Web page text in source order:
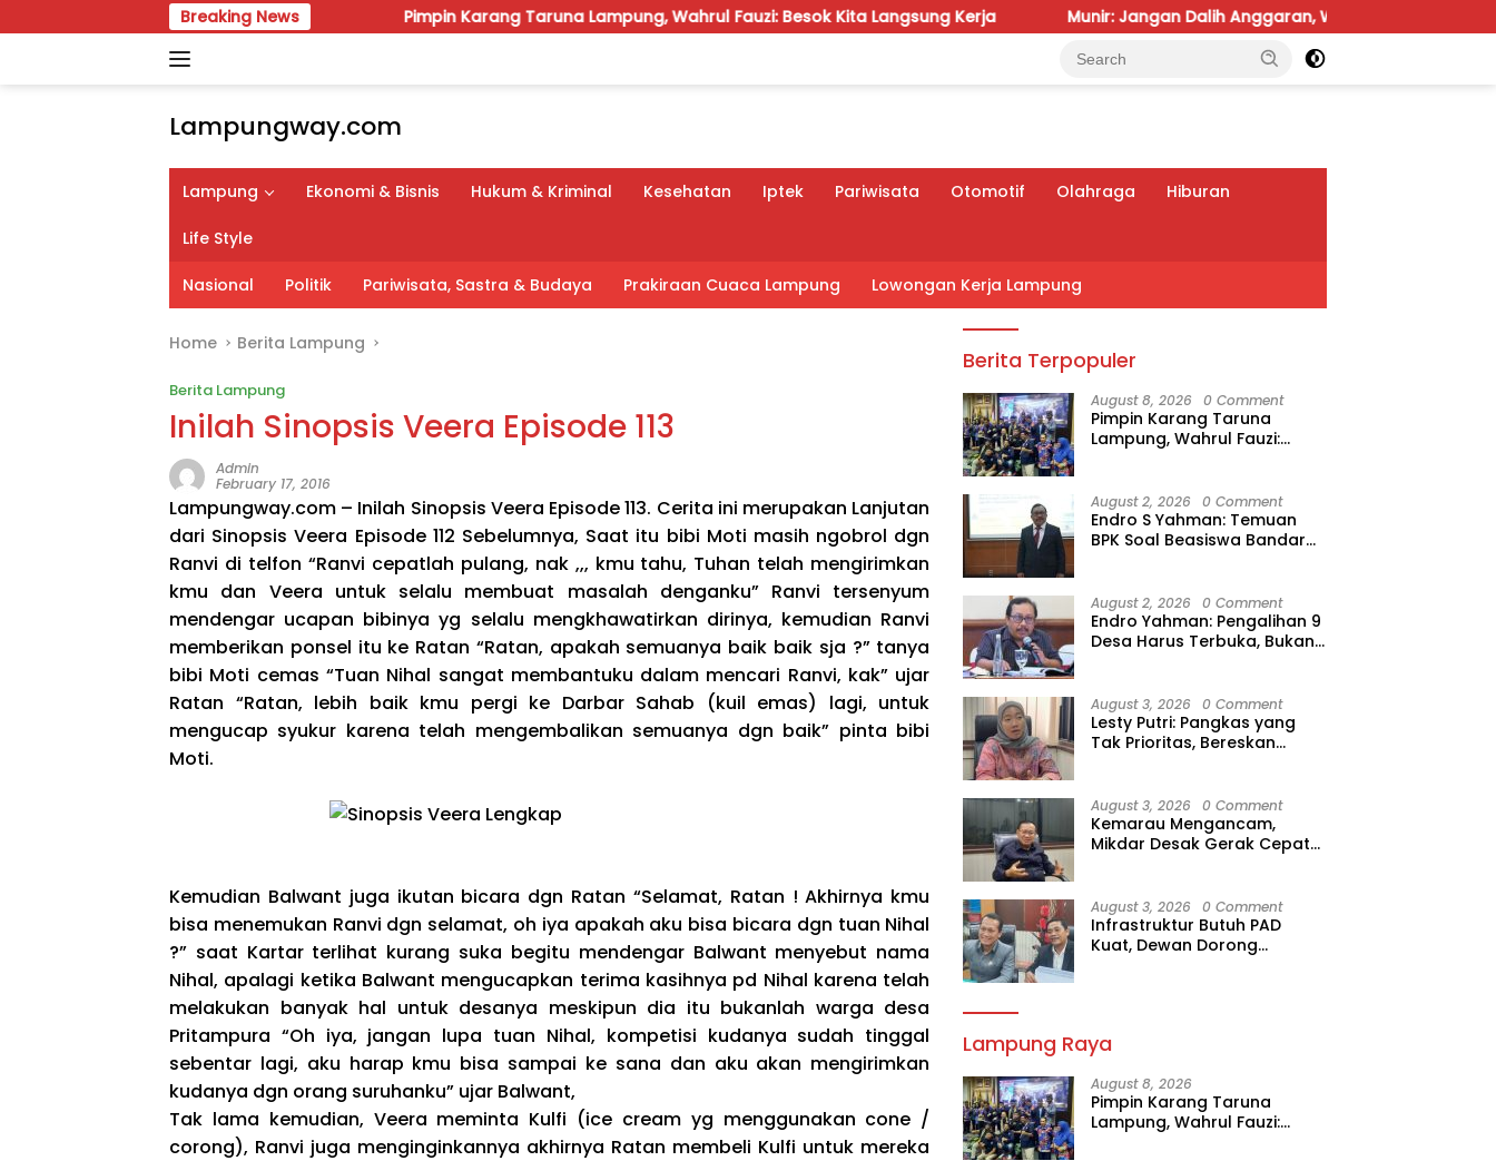
to
Breaking NewsPimpin Karang Taruna Lampung, Wahrul Fauzi: Besok Kita Langsung Kerja Munir: Jangan Dalih Anggaran, Water Meter Harus Prioritas
Lampungway.com
Berita
Daerah
Lampung
Terpercaya
dan
Terupdate
Lampung Ekonomi & Bisnis Hukum & Kriminal Kesehatan Iptek Pariwisata Otomotif Olahraga Hiburan
Life Style
Nasional Politik Pariwisata, Sastra & Budaya Prakiraan Cuaca Lampung Lowongan Kerja Lampung
Home Berita Lampung
Berita Lampung
Inilah Sinopsis Veera Episode 113
Admin
February 17, 2016
Lampungway.com – Inilah Sinopsis Veera Episode 113. Cerita ini merupakan Lanjutan
dari Sinopsis Veera Episode 112 Sebelumnya, Saat itu bibi Moti masih ngobrol dgn
Ranvi di telfon “Ranvi cepatlah pulang, nak ,,, kmu tahu, Tuhan telah mengirimkan
kmu dan Veera untuk selalu membuat masalah denganku” Ranvi tersenyum
mendengar ucapan bibinya yg selalu mengkhawatirkan dirinya, kemudian Ranvi
memberikan ponsel itu ke Ratan “Ratan, apakah semuanya baik baik sja ?” tanya
bibi Moti cemas “Tuan Nihal sangat membantuku dalam mencari Ranvi, kak” ujar
Ratan “Ratan, lebih baik kmu pergi ke Darbar Sahab (kuil emas) lagi, untuk
mengucap syukur karena telah mengembalikan semuanya dgn baik” pinta bibi
Moti.
Kemudian Balwant juga ikutan bicara dgn Ratan “Selamat, Ratan ! Akhirnya kmu
bisa menemukan Ranvi dgn selamat, oh iya apakah aku bisa bicara dgn tuan Nihal
?” saat Kartar terlihat kurang suka begitu mendengar Balwant menyebut nama
Nihal, apalagi ketika Balwant mengucapkan terima kasihnya pd Nihal karena telah
melakukan banyak hal untuk desanya meskipun dia itu bukanlah warga desa
Pritampura “Oh iya, jangan lupa tuan Nihal, kompetisi kudanya sudah tinggal
sebentar lagi, aku harap kmu bisa sampai ke sana dan aku akan mengirimkan
kudanya dgn orang suruhanku” ujar Balwant,
Tak lama kemudian, Veera meminta Kulfi (ice cream yg menggunakan cone /
corong), Ranvi juga menginginkannya akhirnya Ratan membeli Kulfi untuk mereka
Berita Terpopuler
August 8, 2026 0 Comment
Pimpin Karang Taruna
Lampung, Wahrul Fauzi:
August 2, 2026 0 Comment
Endro S Yahman: Temuan
BPK Soal Beasiswa Bandar
August 2, 2026 0 Comment
Endro Yahman: Pengalihan 9
Desa Harus Terbuka, Bukan
August 3, 2026 0 Comment
Lesty Putri: Pangkas yang
Tak Prioritas, Bereskan
August 3, 2026 0 Comment
Kemarau Mengancam,
Mikdar Desak Gerak Cepat
August 3, 2026 0 Comment
Infrastruktur Butuh PAD
Kuat, Dewan Dorong
Lampung Raya
August 8, 2026
Pimpin Karang Taruna
Lampung, Wahrul Fauzi: